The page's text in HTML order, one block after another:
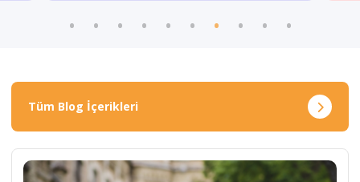
Tüm Blog İçerikleri